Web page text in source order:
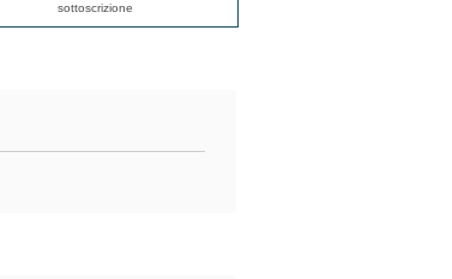
sottoscrizione